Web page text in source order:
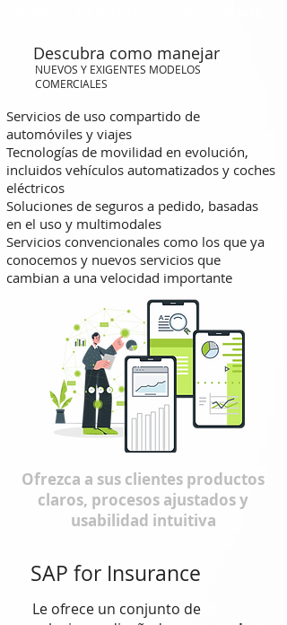
Descubra como manejar
NUEVOS Y EXIGENTES MODELOS
COMERCIALES
Servicios de uso compartido de
automóviles y viajes
Tecnologías de movilidad en evolución,
incluidos vehículos automatizados y coches
eléctricos
Soluciones de seguros a pedido, basadas
en el uso y multimodales
Servicios convencionales como los que ya
conocemos y nuevos servicios que
cambian a una velocidad importante
Ofrezca a sus clientes productos
claros, procesos ajustados y
usabilidad intuitiva
Le ofrece un conjunto de
SAP for Insurance